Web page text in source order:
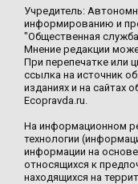
Учредитель:
информированию и
"Общественная
Мнение редакции
При перепечатке или
ссылка на источник
изданиях и на сайтах
Ecopravda.ru.
На информационном
технологии
информации на основе
относящихся к
находящихся на